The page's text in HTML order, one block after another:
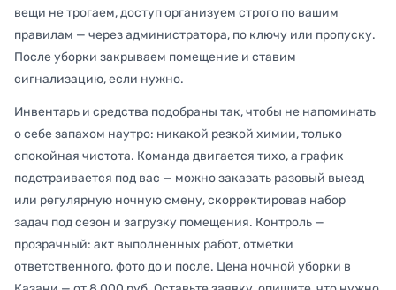
вещи не трогаем, доступ организуем строго по вашим
правилам — через администратора, по ключу или пропуску.
После уборки закрываем помещение и ставим
сигнализацию, если нужно.
Инвентарь и средства подобраны так, чтобы не напоминать
о себе запахом наутро: никакой резкой химии, только
спокойная чистота. Команда двигается тихо, а график
подстраивается под вас — можно заказать разовый выезд
или регулярную ночную смену, скорректировав набор
задач под сезон и загрузку помещения. Контроль —
прозрачный: акт выполненных работ, отметки
ответственного, фото до и после. Цена ночной уборки в